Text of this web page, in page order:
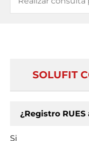
SOLUFIT
¿Registro RUES
Si